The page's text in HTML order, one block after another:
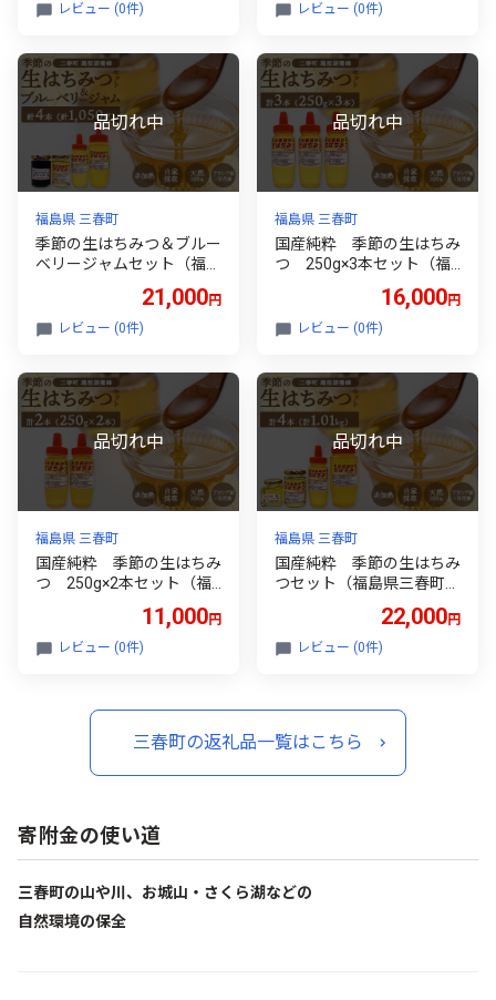
レビュー (0件)
レビュー (0件)
福島県 三春町
季節の生はちみつ＆ブルー
ベリージャムセット（福島
21,000円
レビュー (0件)
福島県 三春町
国産純粋 季節の生はちみ
つ 250g×3本セット（福
16,000円
レビュー (0件)
福島県 三春町
国産純粋 季節の生はちみ
つ 250g×2本セット（福
11,000円
レビュー (0件)
福島県 三春町
国産純粋 季節の生はちみ
つセット（福島県三春町
22,000円
レビュー (0件)
三春町の返礼品一覧はこちら
寄附金の使い道
三春町の山や川、お城山・さくら湖などの
自然環境の保全